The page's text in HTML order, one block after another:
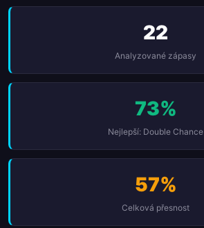
22
Analyzované zápasy
73%
Nejlepší: Double Chance
57%
Celková přesnost